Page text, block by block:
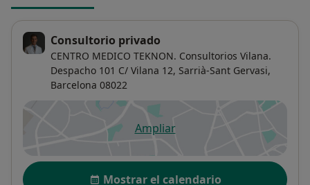
Consultorio privado
CENTRO MEDICO TEKNON. Consultorios Vilana.
Despacho 101 C/ Vilana 12, Sarrià-Sant Gervasi,
Barcelona 08022
Ampliarse abre en una nueva
Disponibilidad
Mostrar el calendario